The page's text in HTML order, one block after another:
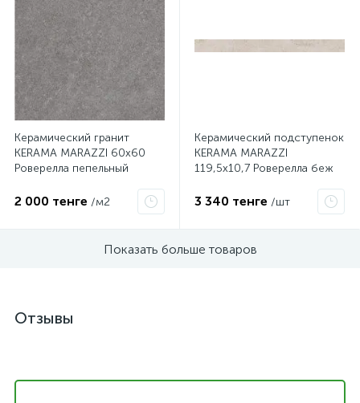
Керамический гранит
KERAMA MARAZZI 60х60
Роверелла пепельный
2 000 тенге /м2
Керамический подступенок
KERAMA MARAZZI
119,5х10,7 Роверелла беж
3 340 тенге /шт
Показать больше товаров
Отзывы